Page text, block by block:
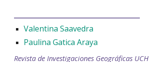
Valentina Saavedra
Paulina Gatica Araya
Revista de Investigaciones Geográficas UCH